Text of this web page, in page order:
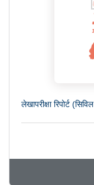
लेखापरीक्षा रिपोर्ट